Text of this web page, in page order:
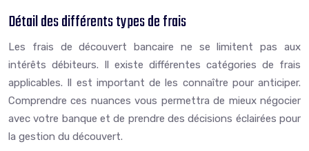
Détail des différents types de frais
Les frais de découvert bancaire ne se limitent pas aux
intérêts débiteurs. Il existe différentes catégories de frais
applicables. Il est important de les connaître pour anticiper.
Comprendre ces nuances vous permettra de mieux négocier
avec votre banque et de prendre des décisions éclairées pour
la gestion du découvert.